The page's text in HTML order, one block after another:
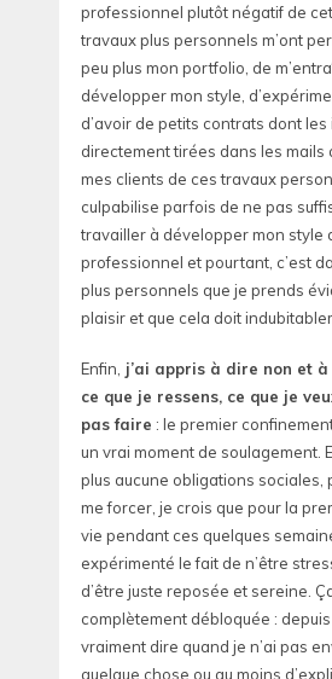
professionnel plutôt négatif de
travaux plus personnels m’ont
peu plus mon portfolio, de
développer mon style,
d’avoir de petits contrats dont
directement tirées dans les mails
mes clients de ces travaux
culpabilise parfois de ne pas
travailler à développer mon style
professionnel et pourtant, c’est
plus personnels que je prends
plaisir et que cela doit
Enfin, j’ai appris à dire non et
ce que je ressens, ce que je
pas faire : le premier
un vrai moment de soulagement.
plus aucune obligations sociales,
me forcer, je crois que pour la
vie pendant ces quelques
expérimenté le fait de n’être
d’être juste reposée et sereine.
complètement débloquée :
vraiment dire quand je n’ai pas
quelque chose ou au moins